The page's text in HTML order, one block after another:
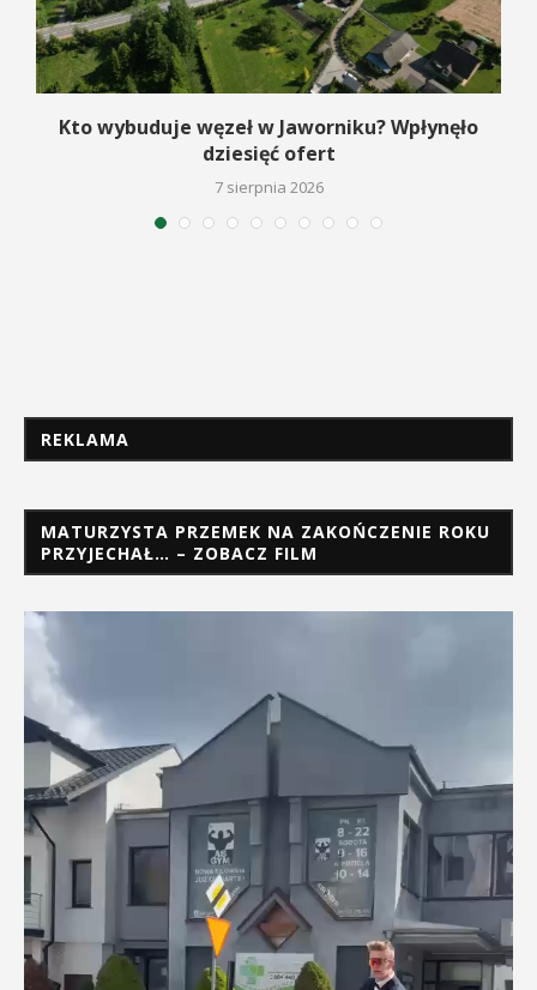
Kto wybuduje węzeł w Jaworniku? Wpłynęło
dziesięć ofert
7 sierpnia 2026
REKLAMA
MATURZYSTA PRZEMEK NA ZAKOŃCZENIE ROKU
PRZYJECHAŁ… – ZOBACZ FILM
Odtwarzacz